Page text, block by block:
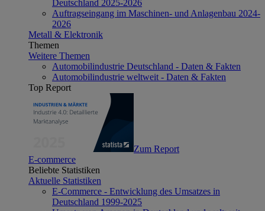
Deutschland 2025-2026
Auftragseingang im Maschinen- und Anlagenbau 2024-
2026
Metall & Elektronik
Themen
Weitere Themen
Automobilindustrie Deutschland - Daten & Fakten
Automobilindustrie weltweit - Daten & Fakten
Top Report
Zum Report
E-commerce
Beliebte Statistiken
Aktuelle Statistiken
E-Commerce - Entwicklung des Umsatzes in
Deutschland 1999-2025